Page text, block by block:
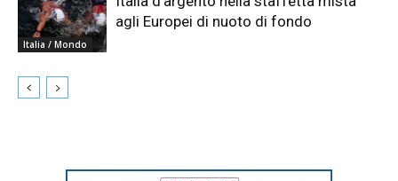
Italia / Mondo
agli Europei di nuoto di fondo